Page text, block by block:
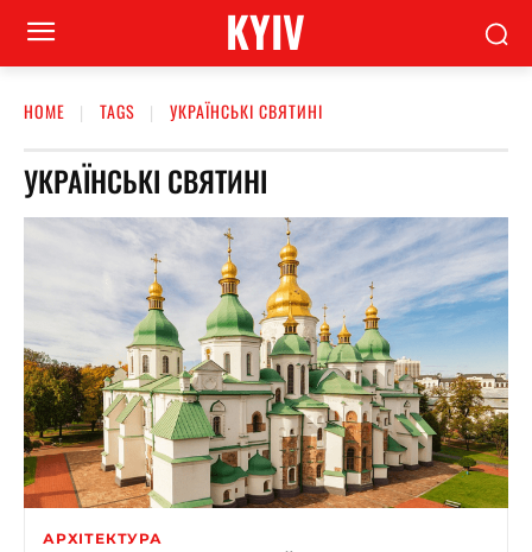
KYIV
HOME TAGS УКРАЇНСЬКІ СВЯТИНІ
УКРАЇНСЬКІ СВЯТИНІ
АРХІТЕКТУРА